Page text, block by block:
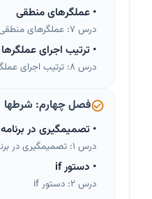
• عملگرهای منطقی
درس 7: عملگرهای منطقی
• ترتیب اجرای عملگرها
درس 8: ترتیب اجرای عملگرها
فصل چهارم: شرطها
• تصمیمگیری در برنامه
درس 1: تصمیمگیری در برنامه
• دستور if
درس 2: دستور if